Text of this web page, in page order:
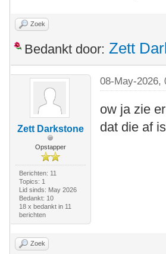
Zoek
Bedankt door: Zett
Zett Darkstone
Opstapper
Berichten: 11
Topics: 1
Lid sinds: May 2026
Bedankt: 10
18 x bedankt in 11
berichten
08-May-2026,
ow ja zie
dat die af
Zoek